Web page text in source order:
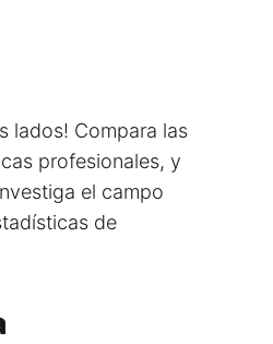
lados! Compara las
profesionales, y
el campo
de